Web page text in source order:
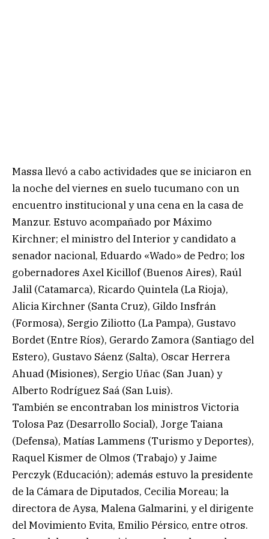
Massa llevó a cabo actividades que se iniciaron en
la noche del viernes en suelo tucumano con un
encuentro institucional y una cena en la casa de
Manzur. Estuvo acompañado por Máximo
Kirchner; el ministro del Interior y candidato a
senador nacional, Eduardo «Wado» de Pedro; los
gobernadores Axel Kicillof (Buenos Aires), Raúl
Jalil (Catamarca), Ricardo Quintela (La Rioja),
Alicia Kirchner (Santa Cruz), Gildo Insfrán
(Formosa), Sergio Ziliotto (La Pampa), Gustavo
Bordet (Entre Ríos), Gerardo Zamora (Santiago del
Estero), Gustavo Sáenz (Salta), Oscar Herrera
Ahuad (Misiones), Sergio Uñac (San Juan) y
Alberto Rodríguez Saá (San Luis).
También se encontraban los ministros Victoria
Tolosa Paz (Desarrollo Social), Jorge Taiana
(Defensa), Matías Lammens (Turismo y Deportes),
Raquel Kismer de Olmos (Trabajo) y Jaime
Perczyk (Educación); además estuvo la presidente
de la Cámara de Diputados, Cecilia Moreau; la
directora de Aysa, Malena Galmarini, y el dirigente
del Movimiento Evita, Emilio Pérsico, entre otros.